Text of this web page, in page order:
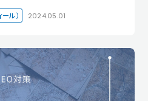
ル） 2024.05.01